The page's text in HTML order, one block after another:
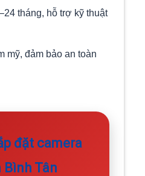
tháng, hỗ trợ kỹ thuật
mỹ, đảm bảo an toàn
đặt camera
Bình Tân